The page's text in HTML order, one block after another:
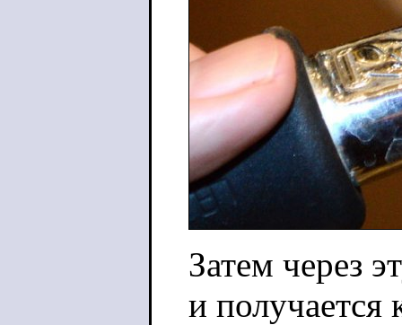
Затем через
и получается